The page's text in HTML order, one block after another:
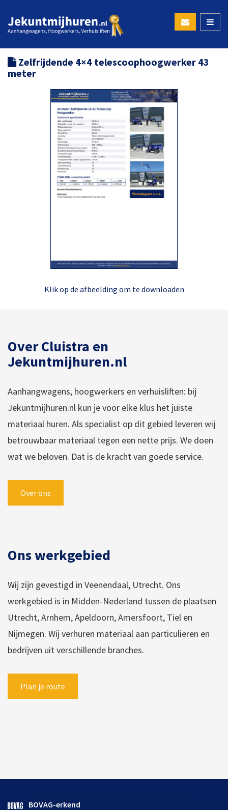
Zelfrijdende 4×4 telescoophoogwerker 43
meter
Klik op de afbeelding om te downloaden
Over Cluistra en
Jekuntmijhuren.nl
Aanhangwagens, hoogwerkers en verhuisliften: bij
Jekuntmijhuren.nl kun je voor elke klus het juiste
materiaal huren. Als specialist op dit gebied leveren wij
betrouwbaar materiaal tegen een nette prijs. We doen
wat we beloven. Dat is de kracht van goede service.
Over ons
Ons werkgebied
Wij zijn gevestigd in Veenendaal, Utrecht. Ons
werkgebied is in Midden-Nederland tussen de plaatsen
Utrecht, Arnhem, Apeldoorn, Amersfoort, Tiel en
Nijmegen. Wij verhuren materiaal aan particulieren en
bedrijven uit verschillende branches.
Plan je route
BOVAG-erkend